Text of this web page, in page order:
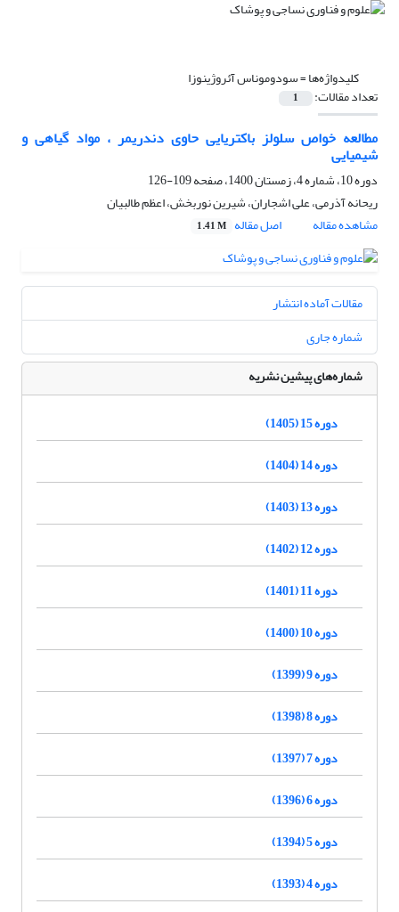
کلیدواژه‌ها =سودوموناس آئروژینوزا
تعداد مقالات: 1
مطالعه خواص سلولز باکتریایی حاوی دندریمر ، مواد گیاهی و
شیمیایی
دوره 10، شماره 4، زمستان 1400، صفحه
109-126
ریحانه آذرمی، علی اشجاران، شیرین نوربخش، اعظم طالبیان
مشاهده مقاله
اصل مقاله 1.41 M
مقالات آماده انتشار
شماره جاری
شماره‌های پیشین نشریه
دوره 15 (1405)
دوره 14 (1404)
دوره 13 (1403)
دوره 12 (1402)
دوره 11 (1401)
دوره 10 (1400)
دوره 9 (1399)
دوره 8 (1398)
دوره 7 (1397)
دوره 6 (1396)
دوره 5 (1394)
دوره 4 (1393)